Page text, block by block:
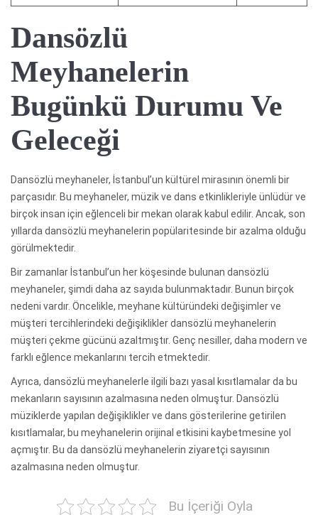
Dansözlü
Meyhanelerin
Bugünkü Durumu Ve
Geleceği
Dansözlü meyhaneler, İstanbul’un kültürel mirasının önemli bir
parçasıdır. Bu meyhaneler, müzik ve dans etkinlikleriyle ünlüdür ve
birçok insan için eğlenceli bir mekan olarak kabul edilir. Ancak, son
yıllarda dansözlü meyhanelerin popülaritesinde bir azalma olduğu
görülmektedir.
Bir zamanlar İstanbul’un her köşesinde bulunan dansözlü
meyhaneler, şimdi daha az sayıda bulunmaktadır. Bunun birçok
nedeni vardır. Öncelikle, meyhane kültüründeki değişimler ve
müşteri tercihlerindeki değişiklikler dansözlü meyhanelerin
müşteri çekme gücünü azaltmıştır. Genç nesiller, daha modern ve
farklı eğlence mekanlarını tercih etmektedir.
Ayrıca, dansözlü meyhanelerle ilgili bazı yasal kısıtlamalar da bu
mekanların sayısının azalmasına neden olmuştur. Dansözlü
müziklerde yapılan değişiklikler ve dans gösterilerine getirilen
kısıtlamalar, bu meyhanelerin orijinal etkisini kaybetmesine yol
açmıştır. Bu da dansözlü meyhanelerin ziyaretçi sayısının
azalmasına neden olmuştur.
Bu İçeriği Oyla